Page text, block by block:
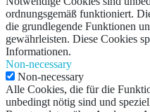
ordnungsgemäß funktioniert.
die grundlegende Funktionen
gewährleisten. Diese Cookies
Informationen.
Non-necessary
Non-necessary
Alle Cookies, die für die
unbedingt nötig sind und